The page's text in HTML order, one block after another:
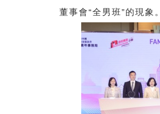
董事會“全男班”的現象。